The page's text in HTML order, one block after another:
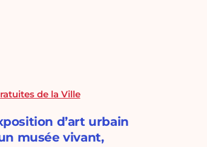
de la Ville
d’art urbain
musée vivant,